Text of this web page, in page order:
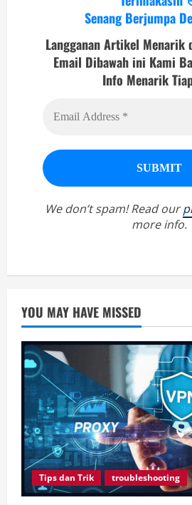
Senang Berjumpa
Langganan Artikel Menarik
Email Dibawah ini Kami
Info Menarik
We don’t spam! Read our
more info.
YOU MAY HAVE MISSED
Tips dan Trik troubleshooting